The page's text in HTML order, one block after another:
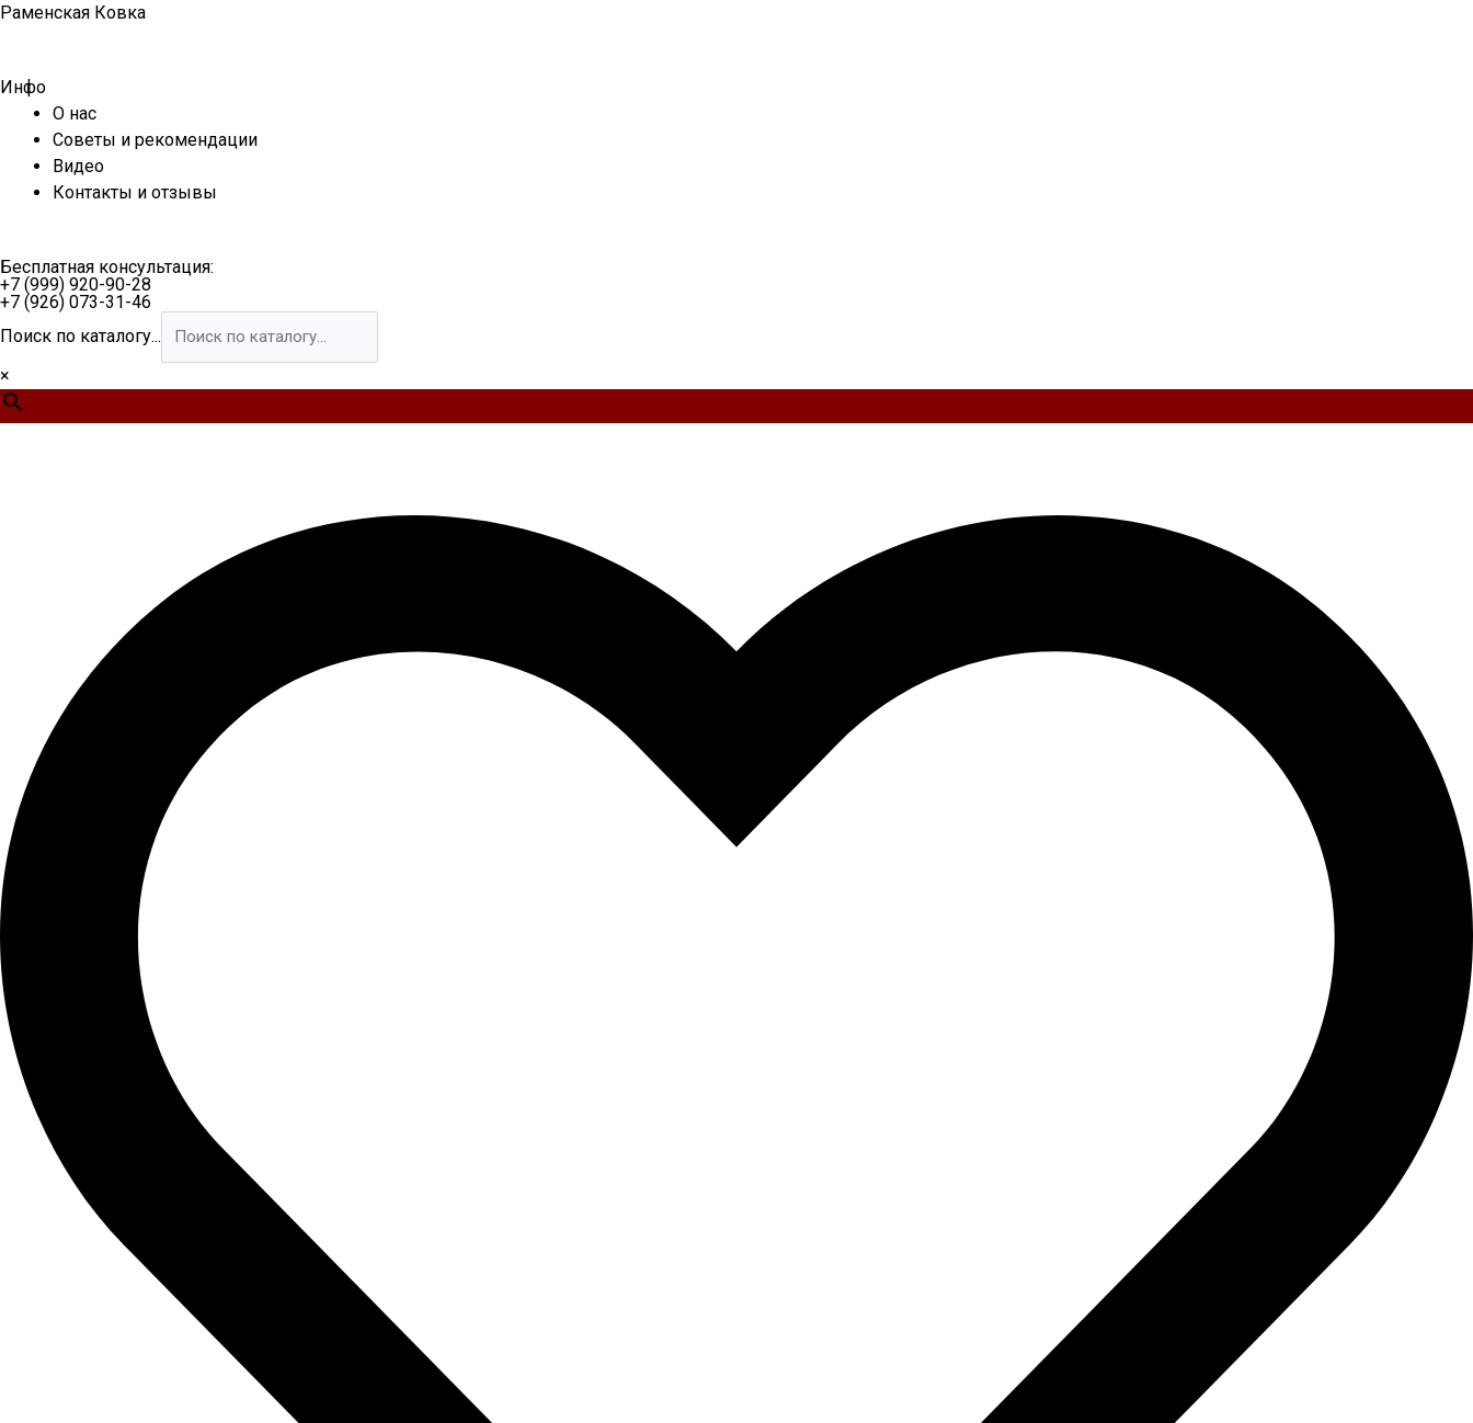
Перейти
Раменская Ковка
Инфо
О нас
Советы и рекомендации
Видео
Контакты и отзывы
Бесплатная консультация:
+7 (999) 920-90-28
+7 (926) 073-31-46
Поиск по каталогу...
×